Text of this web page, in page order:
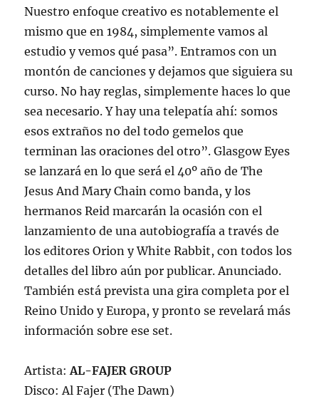
Nuestro enfoque creativo es notablemente el
mismo que en 1984, simplemente vamos al
estudio y vemos qué pasa”. Entramos con un
montón de canciones y dejamos que siguiera su
curso. No hay reglas, simplemente haces lo que
sea necesario. Y hay una telepatía ahí: somos
esos extraños no del todo gemelos que
terminan las oraciones del otro”. Glasgow Eyes
se lanzará en lo que será el 40º año de The
Jesus And Mary Chain como banda, y los
hermanos Reid marcarán la ocasión con el
lanzamiento de una autobiografía a través de
los editores Orion y White Rabbit, con todos los
detalles del libro aún por publicar. Anunciado.
También está prevista una gira completa por el
Reino Unido y Europa, y pronto se revelará más
información sobre ese set.
Artista:AL-FAJER GROUP
Disco: Al Fajer (The Dawn)